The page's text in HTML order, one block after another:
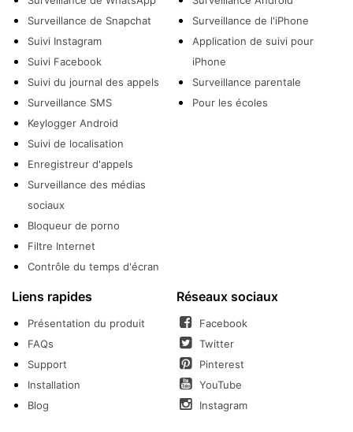
Surveillance de Snapchat
Suivi Instagram
Suivi Facebook
Suivi du journal des appels
Surveillance SMS
Keylogger Android
Suivi de localisation
Enregistreur d'appels
Surveillance des médias
sociaux
Bloqueur de porno
Filtre Internet
Contrôle du temps d'écran
Surveillance de l'iPhone
Application de suivi pour
iPhone
Surveillance parentale
Pour les écoles
Liens rapides
Présentation du produit
FAQs
Support
Installation
Blog
Réseaux sociaux
Facebook
Twitter
Pinterest
YouTube
Instagram